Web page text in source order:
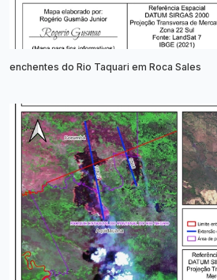
enchentes do Rio Taquari em Roca Sales